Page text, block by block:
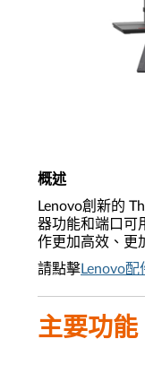
概述
Lenovo創新的
器功能和端口可
作更加高效、更
請點擊Lenovo配
主要功能